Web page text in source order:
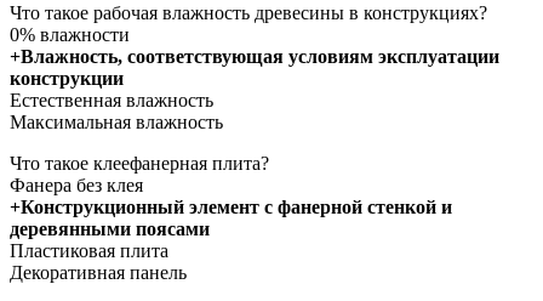
Что такое рабочая влажность древесины в конструкциях?
0% влажности
+Влажность, соответствующая условиям эксплуатации
конструкции
Естественная влажность
Максимальная влажность
Что такое клеефанерная плита?
Фанера без клея
+Конструкционный элемент с фанерной стенкой и
деревянными поясами
Пластиковая плита
Декоративная панель